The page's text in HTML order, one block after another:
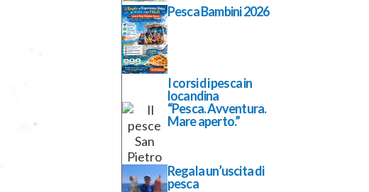
Pesca Bambini 2026
I corsi di pesca in
locandina
“Pesca. Avventura.
Mare aperto.”
Regala un’uscita di
pesca